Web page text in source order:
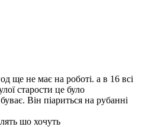
ще не має на роботі. а в 16 всі
старости це було
Він піариться на рубанні
шо хочуть